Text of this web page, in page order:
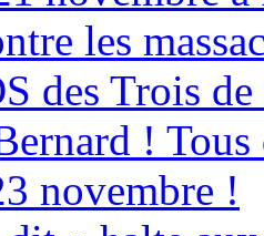
les
des Trois
!
novembre !